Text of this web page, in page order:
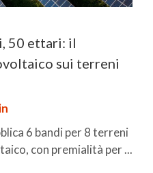
50 ettari: il
sui terreni
6 bandi per 8 terreni
con premialità per ...